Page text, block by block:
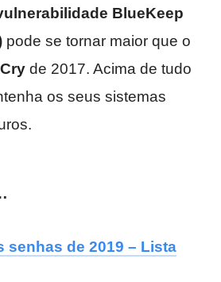
BlueKeep
pode se tornar maior que o
de 2017. Acima de tudo
os seus sistemas
senhas de 2019 – Lista